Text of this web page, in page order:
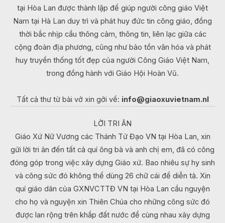
tại Hòa Lan được thành lập để giúp người công giáo Việt
Nam tại Hà Lan duy trì và phát huy đức tin công giáo, đồng
thời bắc nhịp cầu thông cảm, thông tin, liên lạc giữa các
cộng đoàn địa phương, cũng như bảo tồn văn hóa và phát
huy truyền thống tốt đẹp của người Công Giáo Việt Nam,
trong đồng hành với Giáo Hội Hoàn Vũ.
Tất cả thư từ bài vở xin gởi về: info@giaoxuvietnam.nl
LỜI TRI ÂN
Giáo Xứ Nữ Vương các Thánh Tử Đạo VN tại Hòa Lan, xin
gửi lời tri ân đến tất cả quí ông bà và anh chị em, đã có công
đóng góp trong việc xây dựng Giáo xứ. Bao nhiêu sự hy sinh
và công sức đó không thể dùng 26 chữ cái để diễn tả. Xin
quí giáo dân của GXNVCTTĐ VN tại Hòa Lan cầu nguyện
cho họ và nguyện xin Thiên Chúa cho những công sức đó
được lan rộng trên khắp đất nước để cùng nhau xây dựng